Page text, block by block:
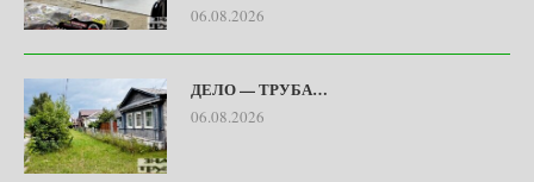
06.08.2026
ДЕЛО — ТРУБА…
06.08.2026